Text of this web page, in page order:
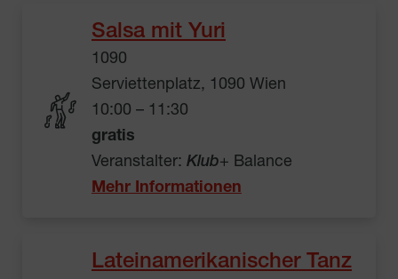
Salsa mit Yuri
1090
Serviettenplatz, 1090 Wien
10:00 – 11:30
gratis
Veranstalter: Klub+ Balance
Mehr Informationen
Lateinamerikanischer Tanz